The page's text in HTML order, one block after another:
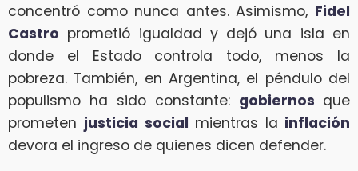
concentró como nunca antes. Asimismo, Fidel
Castro prometió igualdad y dejó una isla en
donde el Estado controla todo, menos la
pobreza. También, en Argentina, el péndulo del
populismo ha sido constante: gobiernos que
prometen justicia social mientras la inflación
devora el ingreso de quienes dicen defender.